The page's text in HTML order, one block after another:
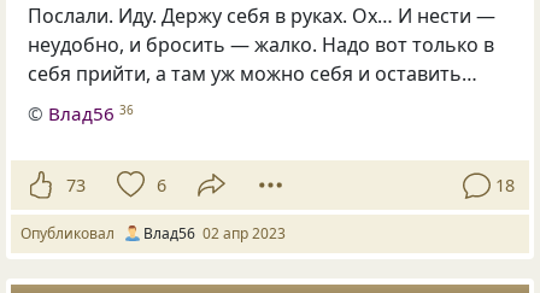
Послали. Иду. Держу себя в руках. Ох… И нести —
неудобно, и бросить — жалко. Надо вот только в
себя прийти, а там уж можно себя и оставить…
© Влад56 36
73 6 18
Опубликовал Влад56 02 апр 2023